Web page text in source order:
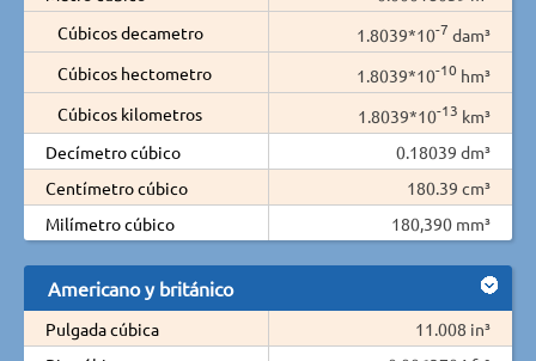
Cúbicos decametro
1.8039*10-7 dam³
Cúbicos hectometro
1.8039*10-10 hm³
Cúbicos kilometros
1.8039*10-13 km³
Decímetro cúbico
0.18039 dm³
Centímetro cúbico
180.39 cm³
Milímetro cúbico
180,390 mm³
Americano y británico
Pulgada cúbica
11.008 in³